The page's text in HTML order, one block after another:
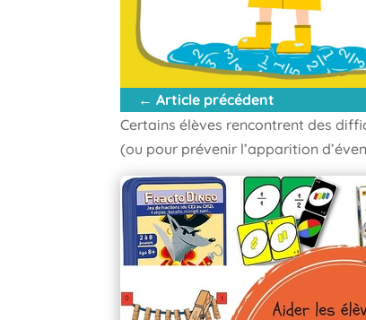
←Article précédent
Certains élèves rencontrent des
(ou pour prévenir l’apparition